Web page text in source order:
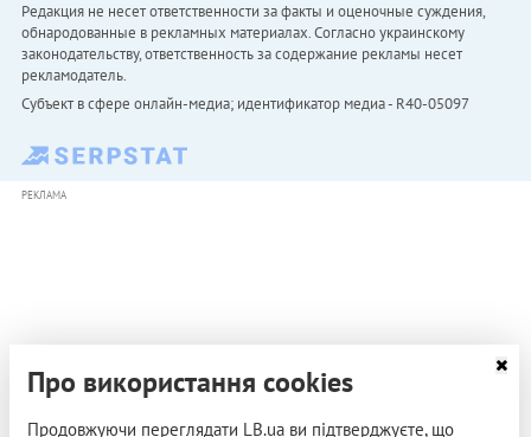
Редакция не несет ответственности за факты и оценочные суждения,
обнародованные в рекламных материалах. Согласно украинскому
законодательству, ответственность за содержание рекламы несет
рекламодатель.
Субъект в сфере онлайн-медиа; идентификатор медиа - R40-05097
РЕКЛАМА
Про використання cookies
Продовжуючи переглядати LB.ua ви підтверджуєте, що